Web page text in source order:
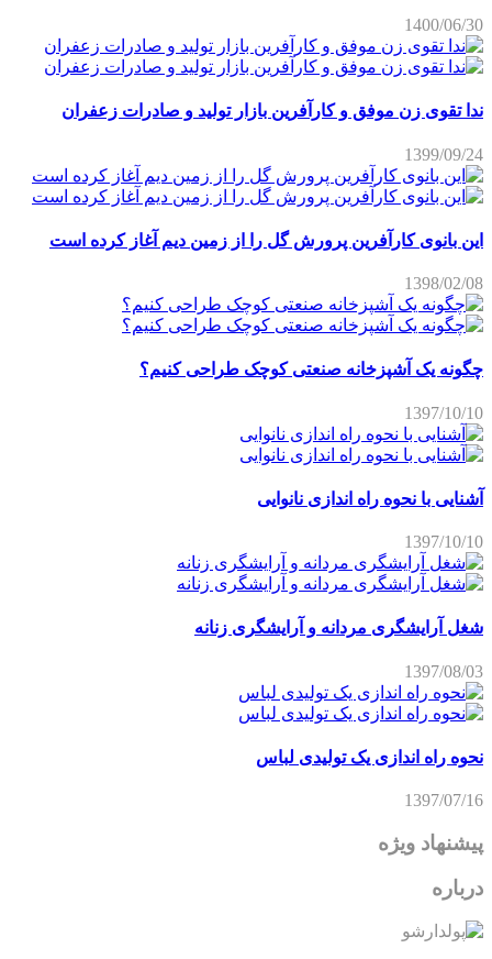
1400/06/30
ندا تقوی زن موفق و کارآفرین بازار تولید و صادرات زعفران
1399/09/24
این بانوی کارآفرین پرورش گل را از زمین دیم آغاز کرده است
1398/02/08
چگونه یک آشپزخانه صنعتی کوچک طراحی کنیم؟
1397/10/10
آشنایی با نحوه راه اندازی نانوایی
1397/10/10
شغل آرایشگری مردانه و آرایشگری زنانه
1397/08/03
نحوه راه اندازی یک تولیدی لباس
1397/07/16
پیشنهاد ویژه
درباره